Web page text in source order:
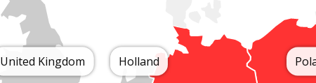
Holland
United Kingdom